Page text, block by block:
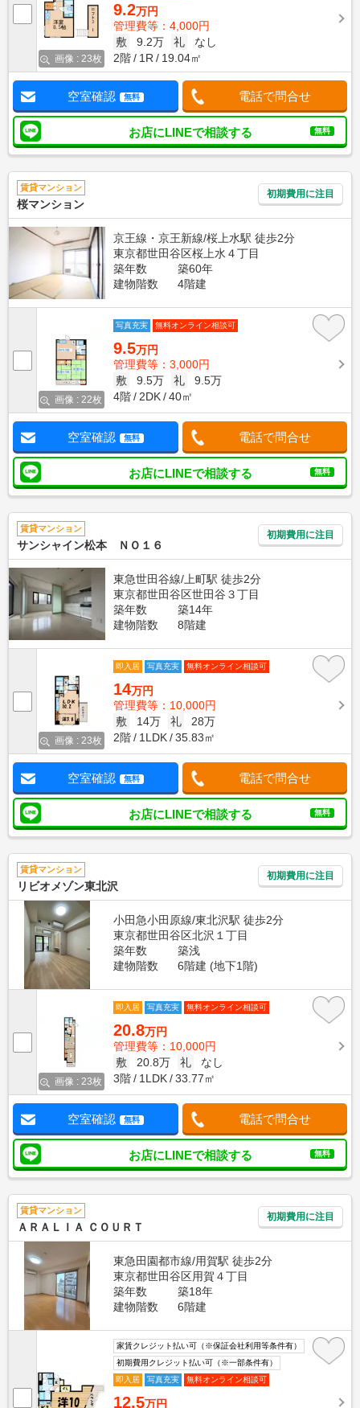
画像 : 23枚
9.2万円
管理費等：4,000円
敷
9.2万 礼
なし
2階
1R 19.04㎡
空室確認 無料 電話で問合せ
お店にLINEで相談する 無料
賃貸マンション
桜マンション
初期費用に注目
京王線・京王新線/桜上水駅 徒歩2分
東京都世田谷区桜上水４丁目
築年数
築60年
建物階数
4階建
画像 : 22枚
写真充実 無料オンライン相談可
9.5万円
管理費等：3,000円
敷
9.5万 礼
9.5万
4階
2DK 40㎡
空室確認 無料 電話で問合せ
お店にLINEで相談する 無料
賃貸マンション
サンシャイン松本 ＮＯ１６
初期費用に注目
東急世田谷線/上町駅 徒歩2分
東京都世田谷区世田谷３丁目
築年数
築14年
建物階数
8階建
画像 : 23枚
即入居 写真充実 無料オンライン相談可
14万円
管理費等：10,000円
敷
14万 礼
28万
2階
1LDK 35.83㎡
空室確認 無料 電話で問合せ
お店にLINEで相談する 無料
賃貸マンション
リビオメゾン東北沢
初期費用に注目
小田急小田原線/東北沢駅 徒歩2分
東京都世田谷区北沢１丁目
築年数
築浅
建物階数
6階建 (地下1階)
画像 : 23枚
即入居 写真充実 無料オンライン相談可
20.8万円
管理費等：10,000円
敷
20.8万 礼
なし
3階
1LDK 33.77㎡
空室確認 無料 電話で問合せ
お店にLINEで相談する 無料
賃貸マンション
ＡＲＡＬＩＡ ＣＯＵＲＴ
初期費用に注目
東急田園都市線/用賀駅 徒歩2分
東京都世田谷区用賀４丁目
築年数
築18年
建物階数
6階建
家賃クレジット払い可（※保証会社利用等条件有）
初期費用クレジット払い可（※一部条件有）
即入居
写真充実 無料オンライン相談可
12.5万円